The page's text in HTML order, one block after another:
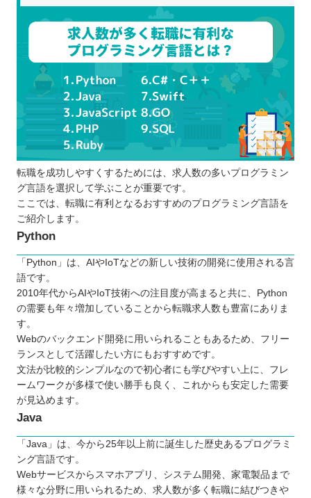
転職を成功しやすくするためには、求人数の多いプログラミン
グ言語を選択して学ぶことが重要です。
ここでは、転職に有利となるおすすめのプログラミング言語を
ご紹介します。
Python
「Python」は、AIやIoTなどの新しい技術の開発に使用される言
語です。
2010年代からAIやIoT技術への注目度が高まると共に、Python
の需要も年々増加していることから転職求人数も豊富にありま
す。
Webのバックエンド開発に用いられることもあるため、フリー
ランスとして活躍したい方にもおすすめです。
文法が比較的シンプルなので初心者にも学びやすい上に、フレ
ームワークが多様で使い勝手も良く、これからも安定した需要
が見込めます。
Java
「Java」は、今から25年以上前に誕生した歴史あるプログラミ
ング言語です。
Webサービスからスマホアプリ、システム開発、家電製品まで
様々な分野に用いられるため、求人数が多く転職に結びつきや